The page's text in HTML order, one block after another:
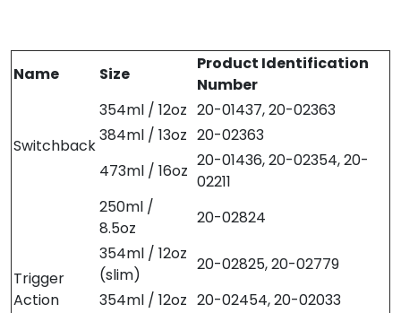
Name Size
Product Identification
Number
Switchback
354ml / 12oz 20-01437, 20-02363
384ml / 13oz 20-02363
473ml / 16oz
20-01436, 20-02354, 20-
02211
Trigger
Action
250ml /
8.5oz
20-02824
354ml / 12oz
(slim)
20-02825, 20-02779
354ml / 12oz 20-02454, 20-02033